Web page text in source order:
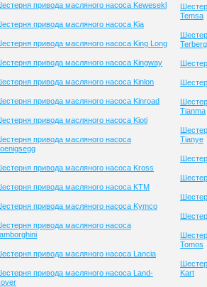
привода масляного насоса Kewesekl
привода масляного насоса Kia
привода масляного насоса King Long
привода масляного насоса Kingway
привода масляного насоса Kinlon
привода масляного насоса Kinroad
привода масляного насоса Kioti
привода масляного насоса
привода масляного насоса Kross
привода масляного насоса KTM
привода масляного насоса Kymco
привода масляного насоса
привода масляного насоса Lancia
привода масляного насоса Land-
Temsa
Terberg
Tianma
Tianye
Tomos
Kart